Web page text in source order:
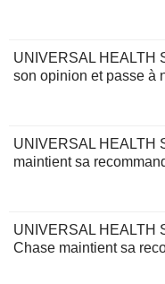
UNIVERSAL HEALTH
son opinion et passe à
UNIVERSAL HEALTH
maintient sa
UNIVERSAL HEALTH
Chase maintient sa